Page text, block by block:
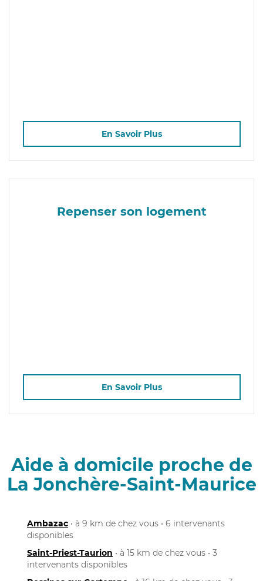
En Savoir Plus
Repenser son logement
En Savoir Plus
Aide à domicile proche de
La Jonchère-Saint-Maurice
Ambazac • à 9 km de chez vous • 6 intervenants
disponibles
Saint-Priest-Taurion • à 15 km de chez vous • 3
intervenants disponibles